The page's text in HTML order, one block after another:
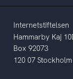
Internetstiftelsen
Hammarby Kaj
Box 92073
120 07 Stockholm